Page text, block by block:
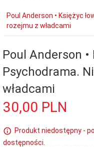
Poul Anderson • Księżyc
rozejmu z władcami
Poul Anderson •
Psychodrama.
władcami
30,00 PLN
Produkt niedostępny -
dostępności.